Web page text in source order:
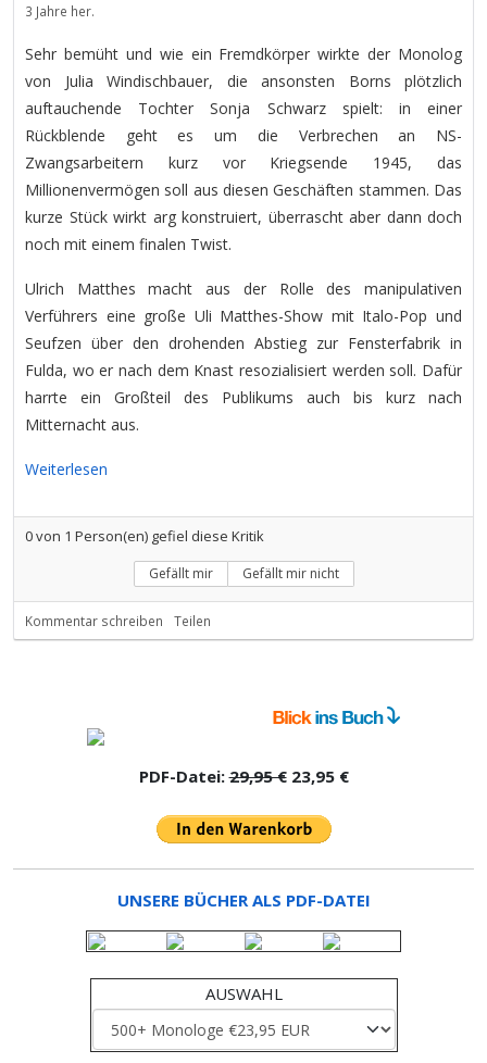
3 Jahre her.
Sehr bemüht und wie ein Fremdkörper wirkte der Monolog
von Julia Windischbauer, die ansonsten Borns plötzlich
auftauchende Tochter Sonja Schwarz spielt: in einer
Rückblende geht es um die Verbrechen an NS-
Zwangsarbeitern kurz vor Kriegsende 1945, das
Millionenvermögen soll aus diesen Geschäften stammen. Das
kurze Stück wirkt arg konstruiert, überrascht aber dann doch
noch mit einem finalen Twist.
Ulrich Matthes macht aus der Rolle des manipulativen
Verführers eine große Uli Matthes-Show mit Italo-Pop und
Seufzen über den drohenden Abstieg zur Fensterfabrik in
Fulda, wo er nach dem Knast resozialisiert werden soll. Dafür
harrte ein Großteil des Publikums auch bis kurz nach
Mitternacht aus.
Weiterlesen
0von 1 Person(en) gefiel diese Kritik
Gefällt mir Gefällt mir nicht
Kommentar schreiben Teilen
PDF-Datei:29,95 €23,95 €
UNSERE BÜCHER ALS PDF-DATEI
AUSWAHL